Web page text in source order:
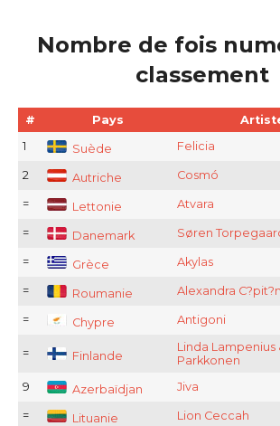
Nombre de fois
classement
# Pays
1
Suède Felicia
2 Autriche Cosmó
= Lettonie Atvara
= Danemark Søren
= Grèce Akylas
= Roumanie Alexandra
= Chypre Antigoni
= Finlande
Linda Lampenius
Parkkonen
9 Azerbaïdjan Jiva
= Lituanie Lion Ceccah